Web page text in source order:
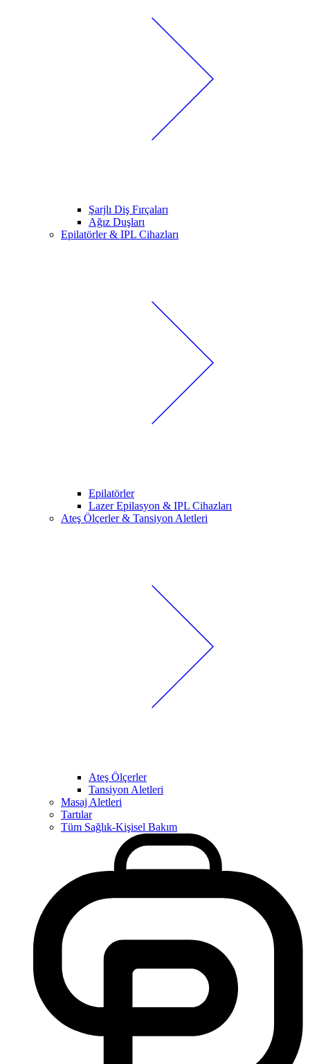
Şarjlı Diş Fırçaları
Ağız Duşları
Epilatörler & IPL Cihazları
Epilatörler
Lazer Epilasyon & IPL Cihazları
Ateş Ölçerler & Tansiyon Aletleri
Ateş Ölçerler
Tansiyon Aletleri
Masaj Aletleri
Tartılar
Tüm Sağlık-Kişisel Bakım